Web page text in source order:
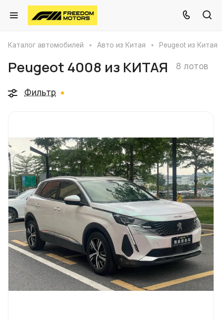
Каталог автомобилей Авто из Китая Peugeot из Китая
Peugeot 4008 из КИТАЯ 8 лотов
Фильтр